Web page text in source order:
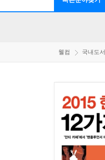
웰컴 국내도서